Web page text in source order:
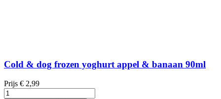
Cold & dog frozen yoghurt appel & banaan 90ml
Prijs € 2,99